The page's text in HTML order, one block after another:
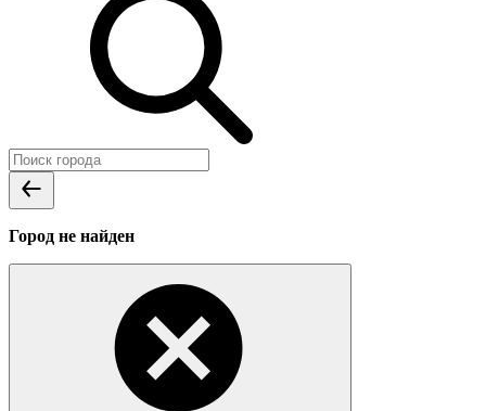
Город не найден